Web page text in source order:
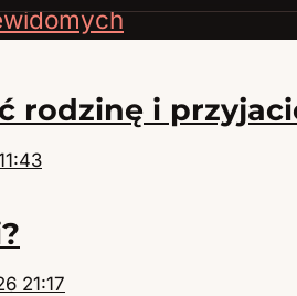
rodzinę i
21:17